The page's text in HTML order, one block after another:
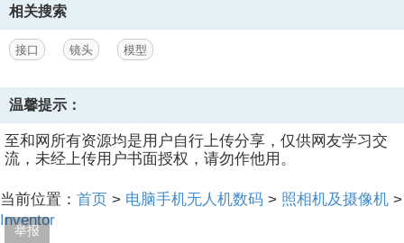
举报
相关搜索
接口 镜头 模型
温馨提示：
至和网所有资源均是用户自行上传分享，仅供网友学习交
流，未经上传用户书面授权，请勿作他用。
当前位置： 首页 > 电脑手机无人机数码 > 照相机及摄像机 >
Inventor